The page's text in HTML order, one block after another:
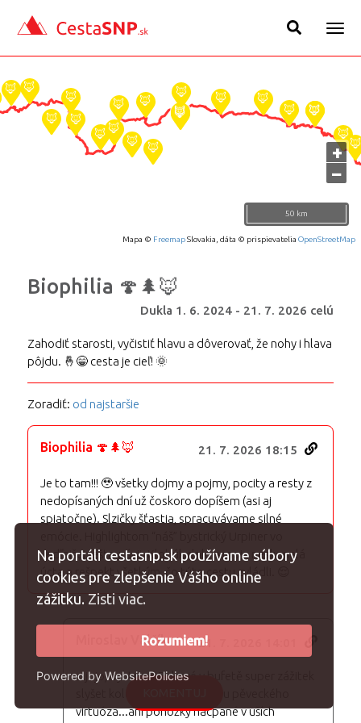
Na portáli cestasnp.sk používame súbory
cookies pre zlepšenie Vášho online
zážitku. Zisti viac.
Rozumiem!
Powered by WebsitePolicies
+
−
50 km
Mapa © FreemapSlovakia, dáta © prispievatelia OpenStreetMap
Biophilia 🍄🌲🦊
Dukla 1. 6. 2024 - 21. 7. 2026 celú
Zahodiť starosti, vyčistiť hlavu a dôverovať, že nohy i hlava
pôjdu. 🤞😁 cesta je cieľ! 🌞
Zoradiť: od najstaršie
Biophilia 🍄🌲🦊 21. 7. 2026 18:15
Je to tam!!! 🥹 všetky dojmy a pojmy, pocity a resty z
nedopísaných dní už čoskoro dopíšem (asi aj
spiatočne). Slzičky šťastia, spracuvávame silné
vedľajšej reštaurácii. Klobúk dole a moja neskonalá
úcta a rešpekt všetkým, čo túto cestu zvládli. 😌
Miroslav Valčík 21. 7. 2026 14:01
...jojo, byl to na Bukové v bufetě super zážitek
virtuóza...ani ponožky nacpané v uších